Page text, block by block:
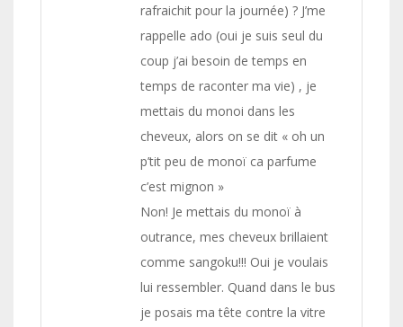
rafraichit pour la journée) ? J’me
rappelle ado (oui je suis seul du
coup j’ai besoin de temps en
temps de raconter ma vie) , je
mettais du monoi dans les
cheveux, alors on se dit « oh un
p’tit peu de monoï ca parfume
c’est mignon »
Non! Je mettais du monoï à
outrance, mes cheveux brillaient
comme sangoku!!! Oui je voulais
lui ressembler. Quand dans le bus
je posais ma tête contre la vitre